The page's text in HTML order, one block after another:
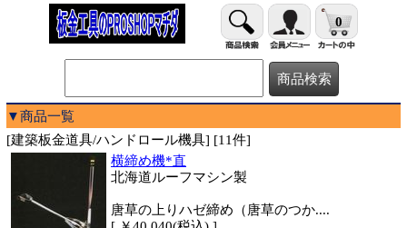
0
▼商品一覧
[建築板金道具/ハンドロール機具] [11件]
横締め機*直
北海道ルーフマシン製
唐草の上りハゼ締め（唐草のつか....